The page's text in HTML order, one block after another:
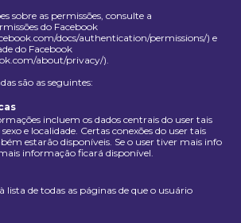
sobre as permissões, consulte a
do Facebook
docs/authentication/permissions/) e
do Facebook
about/privacy/).
são as seguintes:
incluem os dados centrais do user tais
e localidade. Certas conexões do user tais
estarão disponíveis. Se o user tiver mais info
informação ficará disponível.
lista de todas as páginas de que o usuário